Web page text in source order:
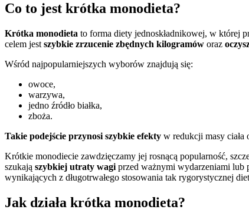
Co to jest krótka monodieta?
Krótka monodieta to forma diety jednoskładnikowej, w której
celem jest szybkie zrzucenie zbędnych kilogramów oraz
Wśród najpopularniejszych wyborów znajdują się:
owoce,
warzywa,
jedno źródło białka,
zboża.
Takie podejście przynosi szybkie efekty w redukcji masy
Krótkie monodiecie zawdzięczamy jej rosnącą popularność,
szukają szybkiej utraty wagi przed ważnymi wydarzeniami lub
wynikających z długotrwałego stosowania tak rygorystycznej
Jak działa krótka monodieta?